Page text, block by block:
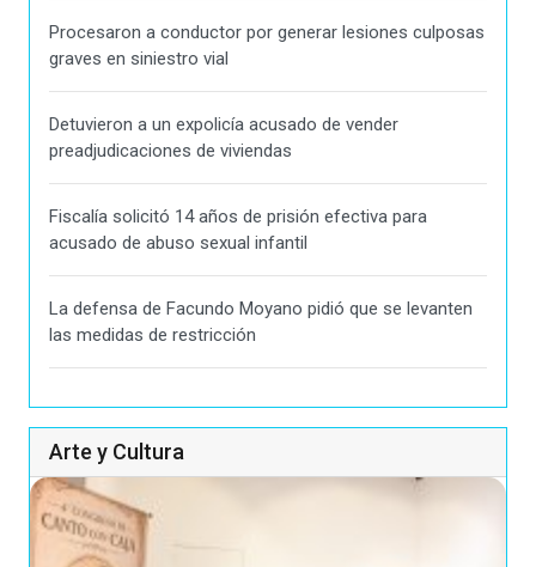
Procesaron a conductor por generar lesiones culposas
graves en siniestro vial
Detuvieron a un expolicía acusado de vender
preadjudicaciones de viviendas
Fiscalía solicitó 14 años de prisión efectiva para
acusado de abuso sexual infantil
La defensa de Facundo Moyano pidió que se levanten
las medidas de restricción
Arte y Cultura